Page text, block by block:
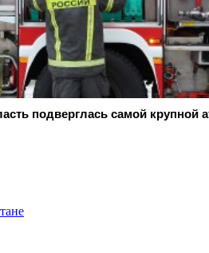
подверглась самой крупной